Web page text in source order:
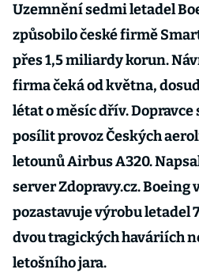
Uzemnění sedmi letadel
způsobilo české firmě
přes 1,5 miliardy korun.
firma čeká od května,
létat o měsíc dřív. Dopravce
posílit provoz Českých
letounů Airbus A320.
server Zdopravy.cz. Boeing
pozastavuje výrobu letadel
dvou tragických haváriích
letošního jara.